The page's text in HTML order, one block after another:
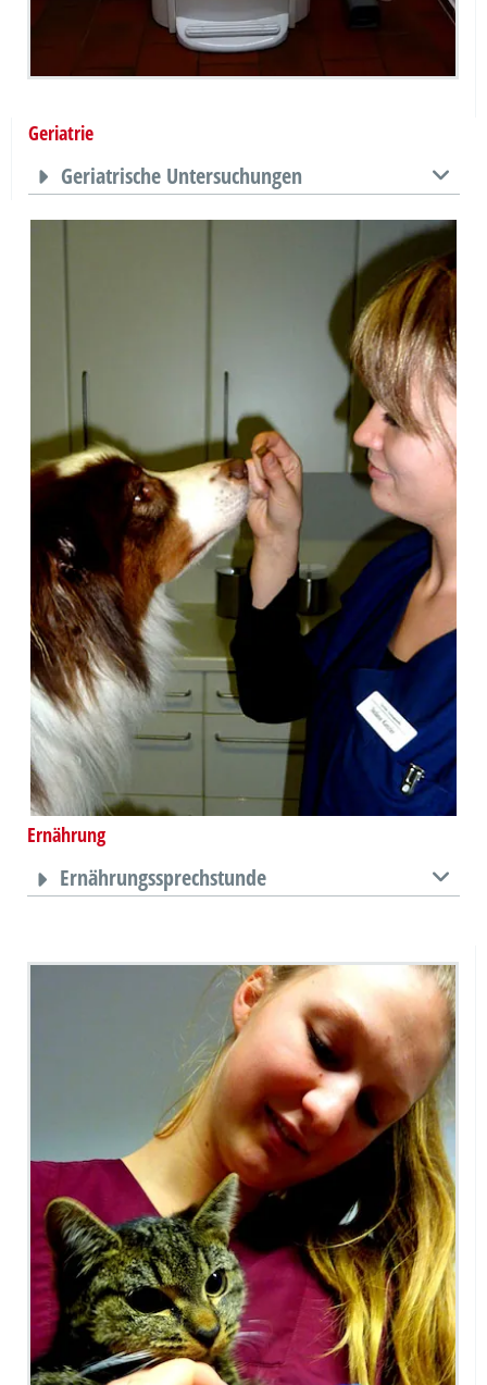
Geriatrie
Geriatrische Untersuchungen
Ernährung
Ernährungssprechstunde